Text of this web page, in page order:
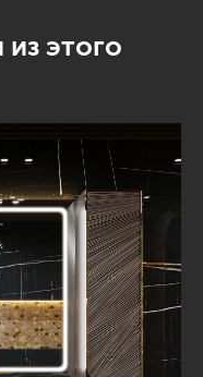
этого